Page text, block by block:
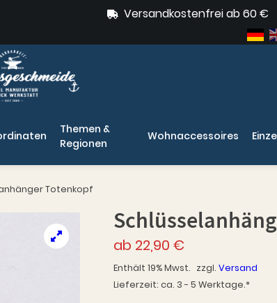
Versandkostenfrei ab 60 €
Themen &
Regionen
Wohnaccessoires
Totenkopf
ab 22,90 €
Enthält 19% Mwst. zzgl. Versand
Lieferzeit: ca. 3 - 5 Werktage.*